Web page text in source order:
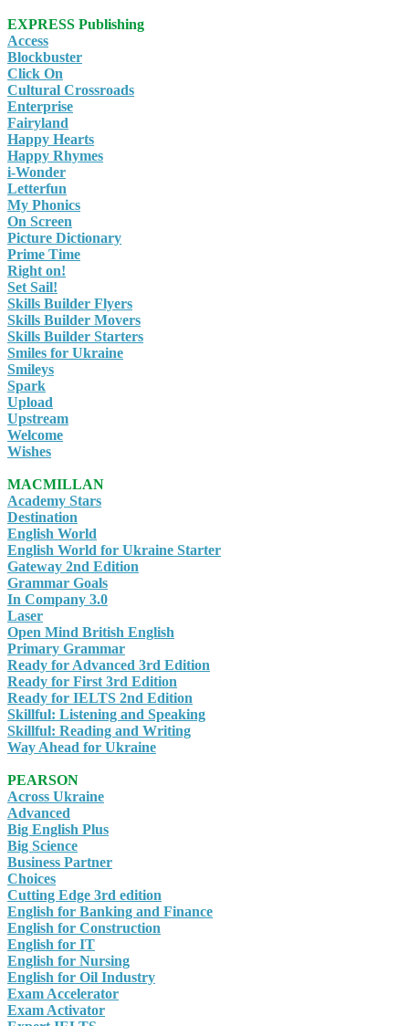
EXPRESS Publishing
Access
Blockbuster
Click On
Cultural Crossroads
Enterprise
Fairyland
Happy Hearts
Happy Rhymes
i-Wonder
Letterfun
My Phonics
On Screen
Picture Dictionary
Prime Time
Right on!
Set Sail!
Skills Builder Flyers
Skills Builder Movers
Skills Builder Starters
Smiles for Ukraine
Smileys
Spark
Upload
Upstream
Welcome
Wishes
MACMILLAN
Academy Stars
Destination
English World
English World for Ukraine Starter
Gateway 2nd Edition
Grammar Goals
In Company 3.0
Laser
Open Mind British English
Primary Grammar
Ready for Advanced 3rd Edition
Ready for First 3rd Edition
Ready for IELTS 2nd Edition
Skillful: Listening and Speaking
Skillful: Reading and Writing
Way Ahead for Ukraine
PEARSON
Across Ukraine
Advanced
Big English Plus
Big Science
Business Partner
Choices
Cutting Edge 3rd edition
English for Banking and Finance
English for Construction
English for IT
English for Nursing
English for Oil Industry
Exam Accelerator
Exam Activator